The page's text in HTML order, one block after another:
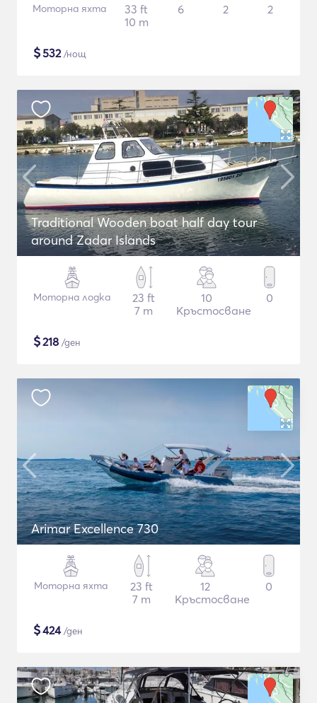
Моторна яхта
33 ft
10 m
6 2 2
$532/нощ
Traditional Wooden boat half day tour
around Zadar Islands
Моторна лодка
23 ft
7 m
10
Кръстосване
0
$218 /ден
Arimar Excellence 730
Моторна яхта
23 ft
7 m
12
Кръстосване
0
$424/ден